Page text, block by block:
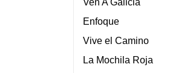
Enfoque
Vive el Camino
La Mochila Roja